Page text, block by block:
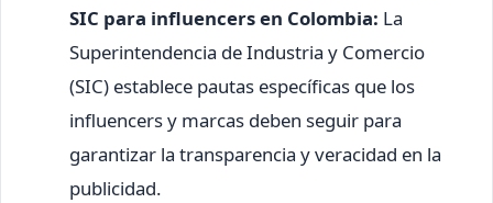
SIC para influencers en Colombia: La
Superintendencia de Industria y Comercio
(SIC) establece pautas específicas que los
influencers y marcas deben seguir para
garantizar la transparencia y veracidad en la
publicidad.